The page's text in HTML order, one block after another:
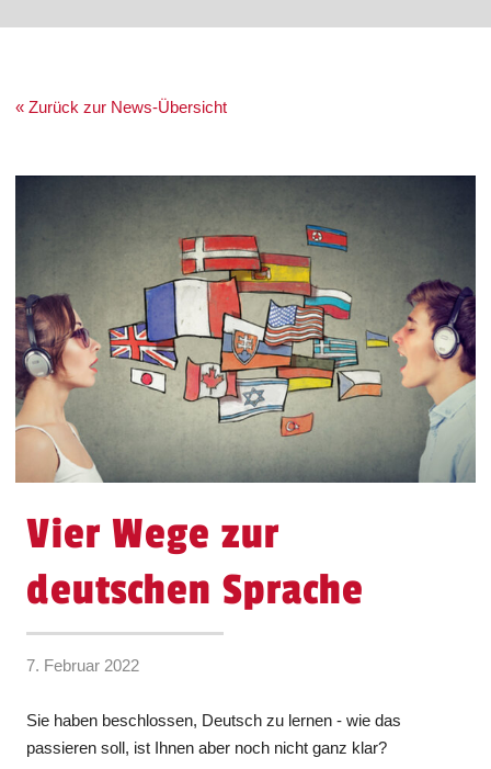
« Zurück zur News-Übersicht
Vier Wege zur
deutschen Sprache
7. Februar 2022
Sie haben beschlossen, Deutsch zu lernen - wie das
passieren soll, ist Ihnen aber noch nicht ganz klar?